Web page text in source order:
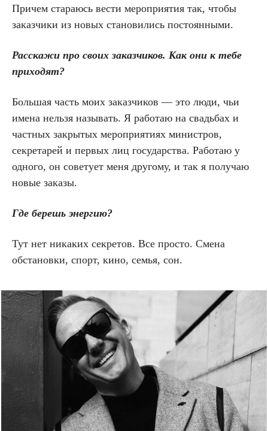
Причем стараюсь вести мероприятия так, чтобы
заказчики из новых становились постоянными.
Расскажи про своих заказчиков. Как они к тебе
приходят?
Большая часть моих заказчиков — это люди, чьи
имена нельзя называть. Я работаю на свадьбах и
частных закрытых мероприятиях министров,
секретарей и первых лиц государства. Работаю у
одного, он советует меня другому, и так я получаю
новые заказы.
Где берешь энергию?
Тут нет никаких секретов. Все просто. Смена
обстановки, спорт, кино, семья, сон.